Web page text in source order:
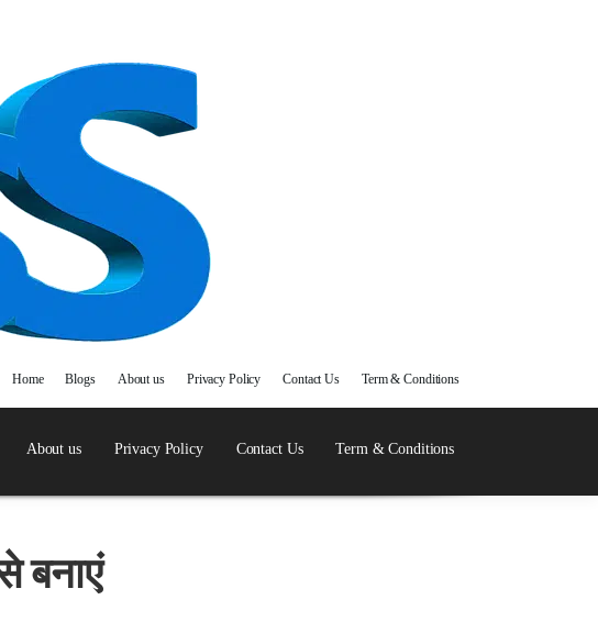
Home Blogs About us Privacy Policy Contact Us Term & Conditions
About us Privacy Policy Contact Us Term & Conditions
बनाएं